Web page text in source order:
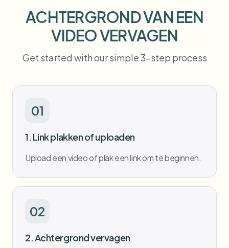
Gezicht wisselen - Video
Video-intelligentie
Batch video vervagen
Bulk gezichtsvervaging
Hoge doorvoer pipelines
Alles vervagen
Enterprise-zones, beleid en beoordeling
Uploads, taken en webhooks automatiseren
Contactformulier
Achtergrondverwijdering in bulk
ACHTERGROND VAN EEN
VIDEO VERVAGEN
Get started with our simple 3-step process
01
1. Link plakken of uploaden
Upload een video of plak een link om te beginnen.
02
2. Achtergrond vervagen